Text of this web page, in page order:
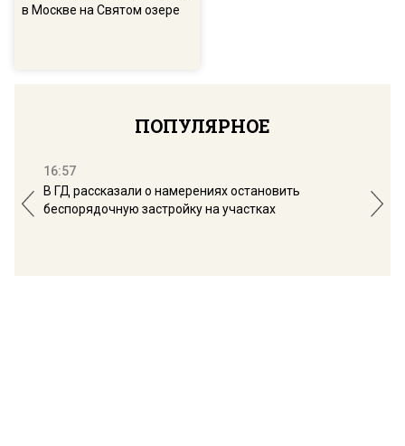
в Москве на Святом озере
ПОПУЛЯРНОЕ
16:57
В ГД рассказали о намерениях остановить
беспорядочную застройку на участках